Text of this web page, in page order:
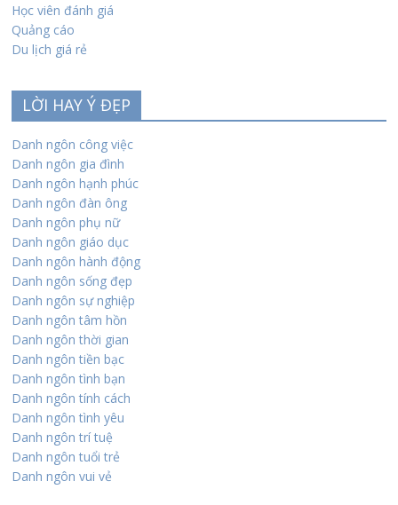
Học viên đánh giá
Quảng cáo
Du lịch giá rẻ
LỜI HAY Ý ĐẸP
Danh ngôn công việc
Danh ngôn gia đình
Danh ngôn hạnh phúc
Danh ngôn đàn ông
Danh ngôn phụ nữ
Danh ngôn giáo dục
Danh ngôn hành động
Danh ngôn sống đẹp
Danh ngôn sự nghiệp
Danh ngôn tâm hồn
Danh ngôn thời gian
Danh ngôn tiền bạc
Danh ngôn tình bạn
Danh ngôn tính cách
Danh ngôn tình yêu
Danh ngôn trí tuệ
Danh ngôn tuổi trẻ
Danh ngôn vui vẻ